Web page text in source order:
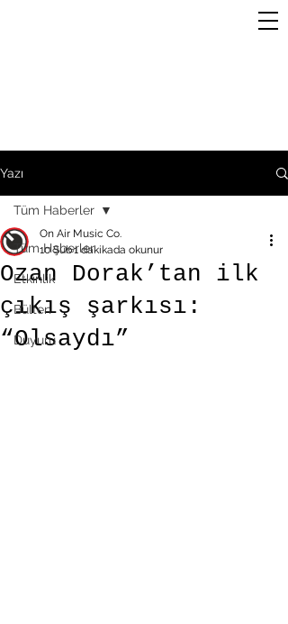
Yazı
Tüm Haberler
Etkinlik
Bülten
Duyuru
Tüm Haberler
Ozan Dorak’tan ilk
çıkış şarkısı:
“Olsaydı”
On Air Music Co.
10 Şub1 dakikada okunur